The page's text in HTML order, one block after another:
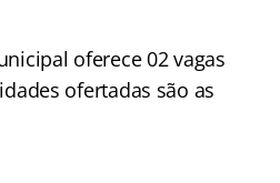
oferece 02 vagas
ofertadas são as